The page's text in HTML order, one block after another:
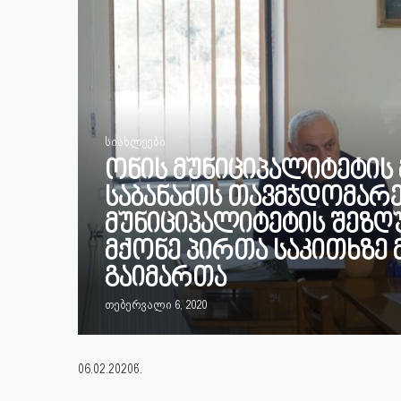
სიახლეები
ონის
საბანაძის
მუნიციპალიტეტის
მქონე პირთა საკითხზე
გაიმართა
თებერვალი 6, 2020
06.02.2020წ.